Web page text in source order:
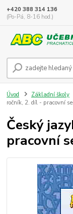
+420 388 314 136
(Po-Pá, 8-16 hod.)
Úvod Základní školy
ročník, 2. díl - pracovní
Český
pracovní